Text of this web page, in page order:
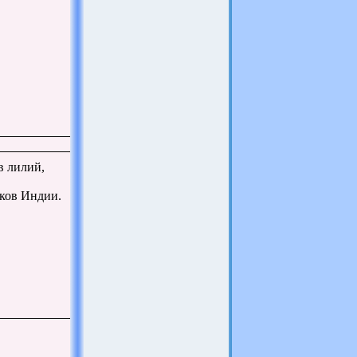
лилий,
Индии.